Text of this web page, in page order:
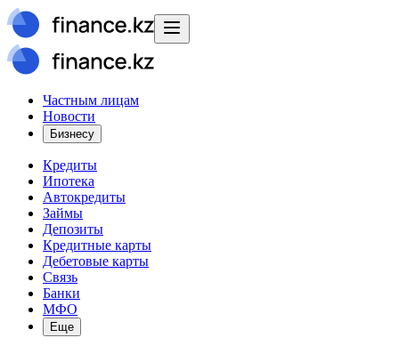
Частным лицам
Новости
Бизнесу
Кредиты
Ипотека
Автокредиты
Займы
Депозиты
Кредитные карты
Дебетовые карты
Связь
Банки
МФО
Еще